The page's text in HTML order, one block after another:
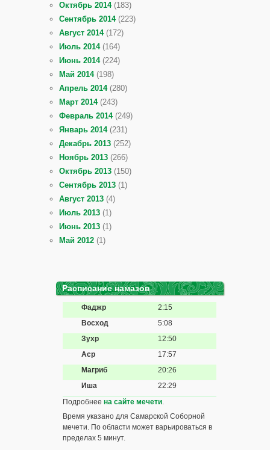
Октябрь 2014(183)
Сентябрь 2014(223)
Август 2014(172)
Июль 2014(164)
Июнь 2014(224)
Май 2014(198)
Апрель 2014(280)
Март 2014(243)
Февраль 2014(249)
Январь 2014(231)
Декабрь 2013 (252)
Ноябрь 2013 (266)
Октябрь 2013 (150)
Сентябрь 2013 (1)
Август 2013 (4)
Июль 2013 (1)
Июнь 2013 (1)
Май 2012 (1)
Расписание намазов
Фаджр
2:15
Восход
5:08
Зухр
12:50
Аср
17:57
Магриб
20:26
Иша
22:29
Подробнее на сайте мечети
Время указано для Самарской Соборной
мечети. По области может варьироваться в
пределах 5 минут.